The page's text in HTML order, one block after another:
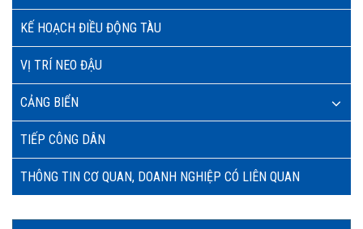
KẾ HOẠCH ĐIỀU ĐỘNG TÀU
VỊ TRÍ NEO ĐẬU
CẢNG BIỂN
TIẾP CÔNG DÂN
THÔNG TIN CƠ QUAN, DOANH NGHIỆP CÓ LIÊN QUAN